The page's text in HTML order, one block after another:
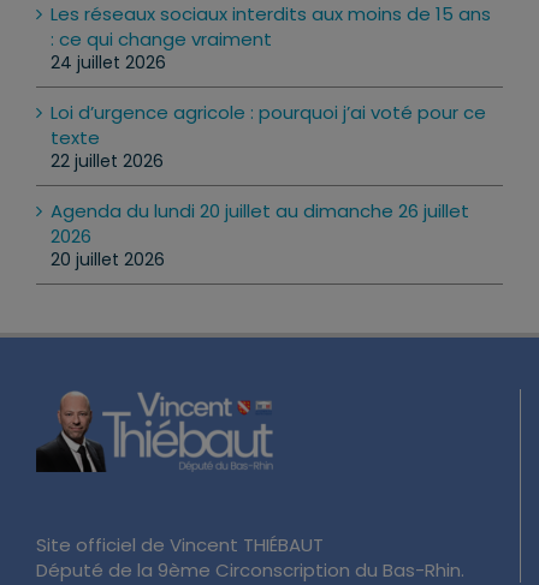
Les réseaux sociaux interdits aux moins de 15 ans
: ce qui change vraiment
24 juillet 2026
Loi d’urgence agricole : pourquoi j’ai voté pour ce
texte
22 juillet 2026
Agenda du lundi 20 juillet au dimanche 26 juillet
2026
20 juillet 2026
Site officiel de Vincent THIÉBAUT
Député de la 9ème Circonscription du Bas-Rhin.